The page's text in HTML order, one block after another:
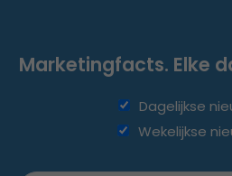
Marketingfacts. Elke
Dagelijkse
Wekelijkse